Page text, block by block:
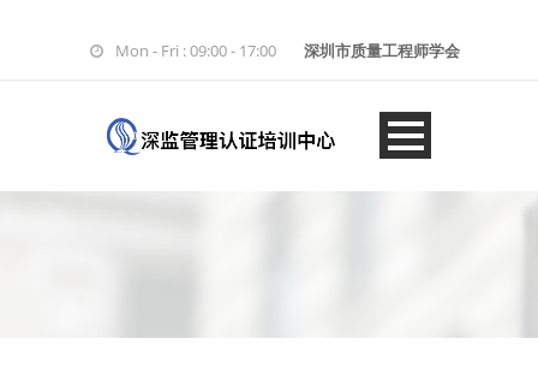
Mon - Fri : 09:00 - 17:00 深圳市质量工程师学会